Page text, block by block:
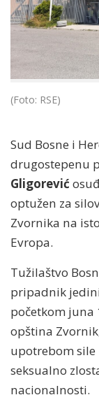
(Foto: RSE)
Sud Bosne i
drugostepenu
Gligorević
optužen za
Zvornika na
Evropa.
Tužilaštvo
pripadnik
početkom juna
opština
upotrebom
seksualno
nacionalnosti.